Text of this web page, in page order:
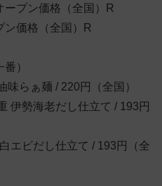
ープン価格（全国）R
ン価格（全国）R
）
味らぁ麺 / 220円（全国）
伊勢海老だし仕立て / 193円
エビだし仕立て / 193円（全